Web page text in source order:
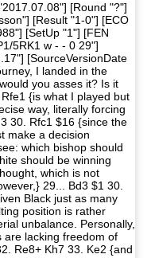
[Round "?"]
[Result "1-0"] [ECO
[SetUp "1"] [FEN
5RK1 w - - 0 29"]
[SourceVersionDate
I landed in the
you asses it? Is it
{is what I played but
way, literally forcing
30. Rfc1 $16 {since the
make a decision
which bishop should
should be winning
which is not
29... Bd3 $1 30.
Black just as many
position is rather
unbalance. Personally,
are lacking freedom of
Re8+ Kh7 33. Ke2 {and